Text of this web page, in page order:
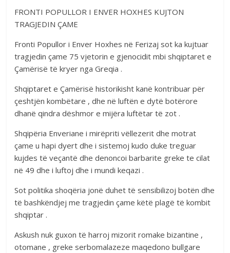
FRONTI POPULLOR I ENVER HOXHES KUJTON
TRAGJEDIN ÇAME
Fronti Popullor i Enver Hoxhes në Ferizaj sot ka kujtuar
tragjedin çame 75 vjetorin e gjenocidit mbi shqiptaret e
Çamërisë të kryer nga Greqia .
Shqiptaret e Çamërisë historikisht kanë kontribuar për
çeshtjën kombëtare , dhe në luftën e dytë botërore
dhanë qindra dëshmor e mijëra luftëtar të zot .
Shqipëria Enveriane i mirëpriti vëllezerit dhe motrat
çame u hapi dyert dhe i sistemoj kudo duke treguar
kujdes të veçantë dhe denoncoi barbarite greke te cilat
në 49 dhe i luftoj dhe i mundi keqazi .
Sot politika shoqëria jonë duhet të sensibilizoj botën dhe
të bashkëndjej me tragjedin çame këtë plagë të kombit
shqiptar .
Askush nuk guxon të harroj mizorit romake bizantine ,
otomane , greke serbomalazeze maqedono bullgare